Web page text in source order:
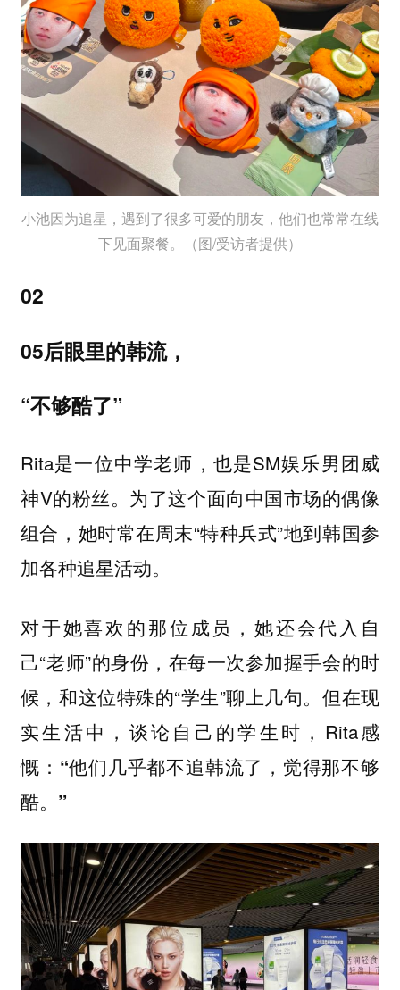
小池因为追星，遇到了很多可爱的朋友，他们也常常在线
下见面聚餐。（图/受访者提供）
02
05后眼里的韩流，
“不够酷了”
Rita是一位中学老师，也是SM娱乐男团威
神V的粉丝。为了这个面向中国市场的偶像
组合，她时常在周末“特种兵式”地到韩国参
加各种追星活动。
对于她喜欢的那位成员，她还会代入自
己“老师”的身份，在每一次参加握手会的时
候，和这位特殊的“学生”聊上几句。但在现
实生活中，谈论自己的学生时，Rita感
慨： “他们几乎都不追韩流了，觉得那不够
酷。”